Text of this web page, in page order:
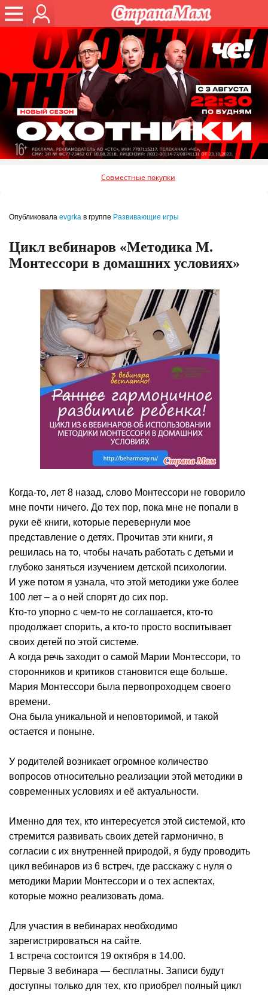
Совместные покупки
Опубликовала evgrka в группе Развивающие игры
Цикл вебинаров «Методика М.
Монтессори в домашних условиях»
Когда-то, лет 8 назад, слово Монтессори не говорило
мне почти ничего. До тех пор, пока мне не попали в
руки её книги, которые перевернули мое
представление о детях. Прочитав эти книги, я
решилась на то, чтобы начать работать с детьми и
глубоко заняться изучением детской психологии.
И уже потом я узнала, что этой методики уже более
100 лет – а о ней спорят до сих пор.
Кто-то упорно с чем-то не соглашается, кто-то
продолжает спорить, а кто-то просто воспитывает
своих детей по этой системе.
А когда речь заходит о самой Марии Монтессори, то
сторонников и критиков становится еще больше.
Мария Монтессори была первопроходцем своего
времени.
Она была уникальной и неповторимой, и такой
остается и поныне.
У родителей возникает огромное количество
вопросов относительно реализации этой методики в
современных условиях и её актуальности.
Именно для тех, кто интересуется этой системой, кто
стремится развивать своих детей гармонично, в
согласии с их внутренней природой, я буду проводить
цикл вебинаров из 6 встреч, где расскажу с нуля о
методики Марии Монтессори и о тех аспектах,
которые можно реализовать дома.
Для участия в вебинарах необходимо
зарегистрироваться на сайте.
1 встреча состоится 19 октября в 14.00.
Первые 3 вебинара — бесплатны. Записи будут
доступны только для тех, кто приобрел полный цикл